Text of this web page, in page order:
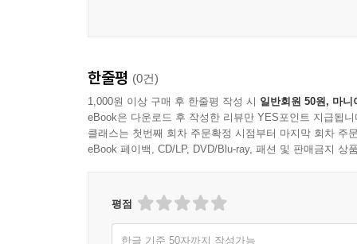
한줄평 (0건)
1,000원 이상 구매 후 한줄평 작성 시 일반회원 50원, 마니
eBook은 다운로드 후 작성한 리뷰만 YES포인트 지급됩니
클래스는 첫번째 회차 주문확정 시점부터 마지막 회차 주
eBook 페이백, CD/LP, DVD/Blu-ray, 패션 및 판매금지 상
평점
한글 기준 50자까지 작성가능